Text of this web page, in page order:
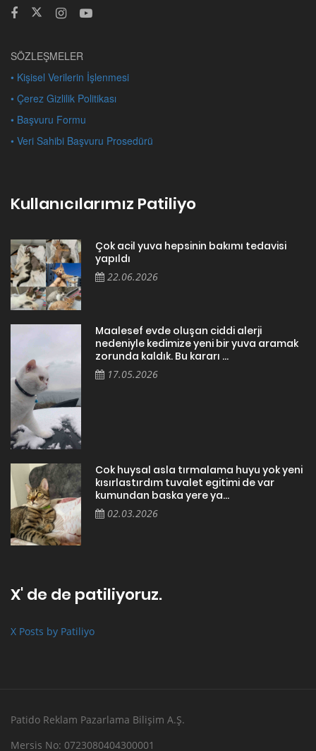
SÖZLEŞMELER
• Kişisel Verilerin İşlenmesi
• Çerez Gizlilik Politikası
• Başvuru Formu
• Veri Sahibi Başvuru Prosedürü
Kullanıcılarımız Patiliyo
Çok acil yuva hepsinin bakımı tedavisi
yapıldı
22.06.2026
Maalesef evde oluşan ciddi alerji
nedeniyle kedimize yeni bir yuva aramak
zorunda kaldık. Bu kararı ...
17.05.2026
Cok huysal asla tırmalama huyu yok yeni
kısırlastırdım tuvalet egitimi de var
kumundan baska yere ya...
02.03.2026
X' de de patiliyoruz.
X Posts by Patiliyo
Patido Reklam Pazarlama Bilişim A.Ş.
Mersis No: 0723080404300001